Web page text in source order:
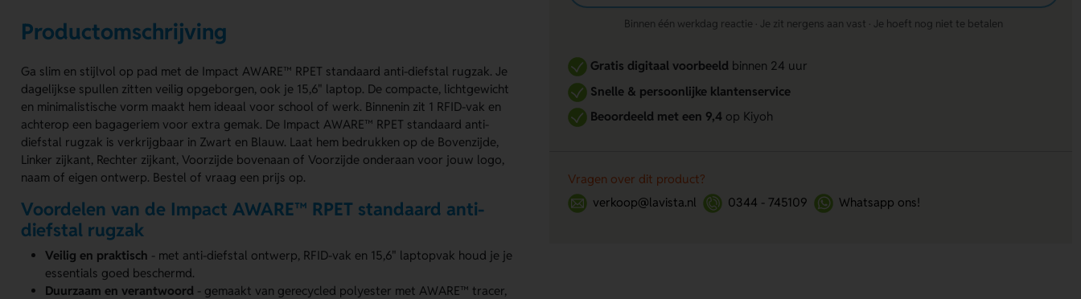
Productomschrijving
Ga slim en stijlvol op pad met de Impact AWARE™ RPET standaard anti-diefstal rugzak. Je
dagelijkse spullen zitten veilig opgeborgen, ook je 15,6" laptop. De compacte, lichtgewicht
en minimalistische vorm maakt hem ideaal voor school of werk. Binnenin zit 1 RFID-vak en
achterop een bagageriem voor extra gemak. De Impact AWARE™ RPET standaard anti-
diefstal rugzak is verkrijgbaar in Zwart en Blauw. Laat hem bedrukken op de Bovenzijde,
Linker zijkant, Rechter zijkant, Voorzijde bovenaan of Voorzijde onderaan voor jouw logo,
naam of eigen ontwerp. Bestel of vraag een prijs op.
Voordelen van de Impact AWARE™ RPET standaard anti-
diefstal rugzak
Veilig en praktisch - met anti-diefstal ontwerp, RFID-vak en 15,6" laptopvak houd je je
essentials goed beschermd.
Duurzaam en verantwoord - gemaakt van gerecycled polyester met AWARE™ tracer,
Binnen één werkdag reactie · Je zit nergens aan vast · Je hoeft nog niet te betalen
Gratis digitaal voorbeeldbinnen 24 uur
Snelle & persoonlijke klantenservice
Beoordeeld met een 9,4op Kiyoh
Vragen over dit product?
verkoop@lavista.nl
0344 - 745109 Whatsapp ons!